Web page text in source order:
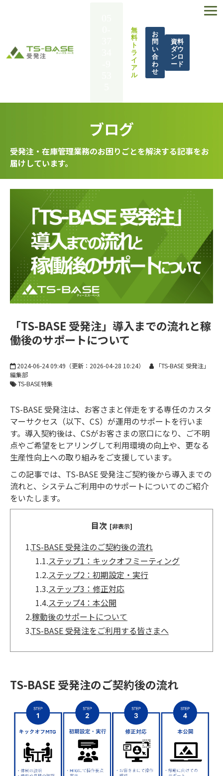
無
料
ト
ラ
イ
ア
ル
お
問
い
合
わ
せ
資料
ダウ
ンロ
ード
機能一覧
導入事例
BASE UP通信
お役立ち資料
お知らせ
ブログ
受発注・在庫管理業務のお困りごとを解決する記事をお
届けしています。
「TS-BASE 受発注」導入までの流れと稼
働後のサポートについて
2024-06-24 09:49 （更新： 2026-04-28 10:24）
「TS-BASE 受発注」
編集部
TS-BASE特集
TS-BASE 受発注は、お客さまと伴走をする専任のカスタ
マーサクセス（以下、CS）が運用のサポートを行いま
す。導入契約後は、CSがお客さまの窓口になり、ご不明
点やご希望をヒアリングして利用環境の向上や、更なる
生産性向上への取り組みをご支援しています。
この記事では、TS-BASE 受発注ご契約後から導入までの
流れと、システムご利用中のサポートについてのご紹介
をいたします。
目次 [非表示]
1.TS-BASE 受発注のご契約後の流れ
1.1.ステップ1：キックオフミーティング
1.2.ステップ2：初期設定・実行
1.3.ステップ3：修正対応
1.4.ステップ4：本公開
2.稼動後のサポートについて
3.TS-BASE 受発注をご利用する皆さまへ
TS-BASE 受発注のご契約後の流れ